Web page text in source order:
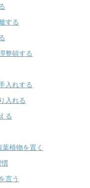
する
整頓する
入れする
入れる
る
植物を置く
慣
言う